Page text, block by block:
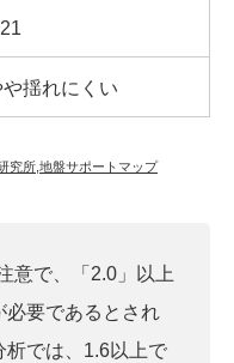
や揺れにくい
究所 地盤サポートマップ
意で、「2.0」以上
必要であるとされ
析では、1.6以上で